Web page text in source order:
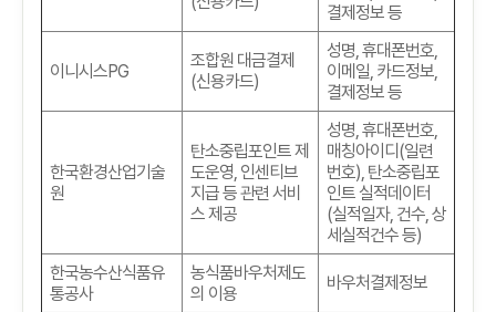
결제정보 등
이니시스PG
조합원 대금결제
(신용카드)
성명,휴대폰번호,
이메일, 카드정보,
결제정보 등
한국환경산업기술
원
탄소중립포인트 제
도운영, 인센티브
지급 등 관련 서비
스 제공
성명,휴대폰번호,
매칭아이디(일련
번호), 탄소중립포
인트 실적데이터
(실적일자, 건수, 상
세실적건수 등)
한국농수산식품유
통공사
농식품바우처제도
의 이용
바우처결제정보